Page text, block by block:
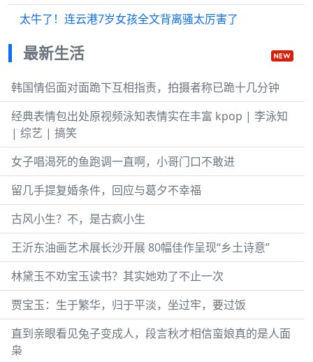
太牛了！连云港7岁女孩全文背离骚太厉害了
最新生活
韩国情侣面对面跪下互相指责，拍摄者称已跪十几分钟
经典表情包出处原视频泳知表情实在丰富 kpop | 李泳知
| 综艺 | 搞笑
女子唱渴死的鱼跑调一直啊，小哥门口不敢进
留几手提复婚条件，回应与葛夕不幸福
古风小生？不，是古疯小生
王沂东油画艺术展长沙开展 80幅佳作呈现“乡土诗意”
林黛玉不劝宝玉读书？其实她劝了不止一次
贾宝玉：生于繁华，归于平淡，坐过牢，要过饭
直到亲眼看见兔子变成人，段言秋才相信蛮娘真的是人面
枭